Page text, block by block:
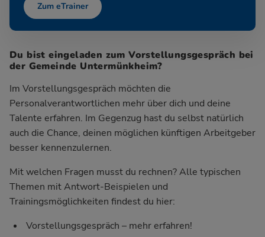
Zum eTrainer
Du bist eingeladen zum Vorstellungsgespräch bei
der Gemeinde Untermünkheim?
Im Vorstellungsgespräch möchten die
Personalverantwortlichen mehr über dich und deine
Talente erfahren. Im Gegenzug hast du selbst natürlich
auch die Chance, deinen möglichen künftigen Arbeitgeber
besser kennenzulernen.
Mit welchen Fragen musst du rechnen? Alle typischen
Themen mit Antwort-Beispielen und
Trainingsmöglichkeiten findest du hier:
Vorstellungsgespräch – mehr erfahren!